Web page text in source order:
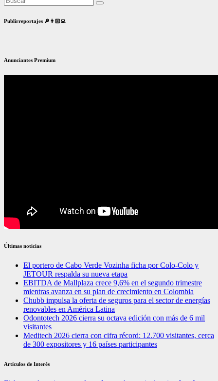
Publirreportajes 🔎👨🏻‍💻
Anunciantes Premium
Últimas noticias
El portero de Cabo Verde Vozinha ficha por Colo-Colo y
JETOUR respalda su nueva etapa
EBITDA de Mallplaza crece 9,6% en el segundo trimestre
mientras avanza en su plan de crecimiento en Colombia
Chubb impulsa la oferta de seguros para el sector de energías
renovables en América Latina
Odontotech 2026 cierra su octava edición con más de 6 mil
visitantes
Meditech 2026 cierra con cifra récord: 12.700 visitantes, cerca
de 300 expositores y 16 países participantes
Artículos de Interés